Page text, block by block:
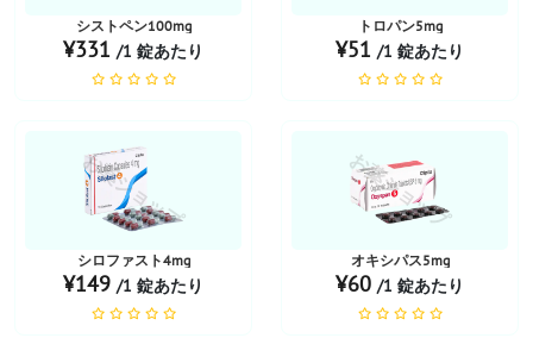
シストペン100mg
¥331 /1 錠あたり
トロパン5mg
¥51 /1 錠あたり
お薬ショップ
シロファスト4mg
¥149 /1 錠あたり
お薬ショップ
オキシパス5mg
¥60 /1 錠あたり